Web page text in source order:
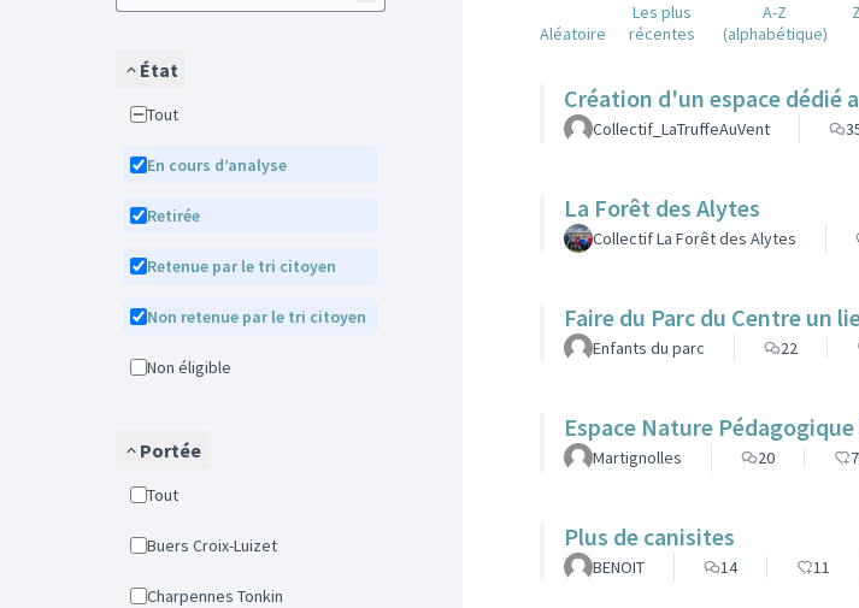
État
Tout
En cours d’analyse
Retirée
Retenue par le tri citoyen
Non retenue par le tri citoyen
Non éligible
Portée
Tout
Buers Croix-Luizet
Charpennes Tonkin
Aléatoire
Les plus
récentes
A-Z
(alphabétique)
Création d'un espace dédié
Collectif_LaTruffeAuVent
La Forêt des Alytes
Collectif La Forêt des Alytes
Faire du Parc du Centre un
Enfants du parc 22
Espace Nature
Martignolles 20
Plus de canisites
BENOIT 14 11